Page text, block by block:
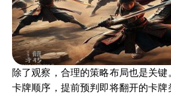
除了观察，合理的策略布局也是关
卡牌顺序，提前预判即将翻开的卡牌